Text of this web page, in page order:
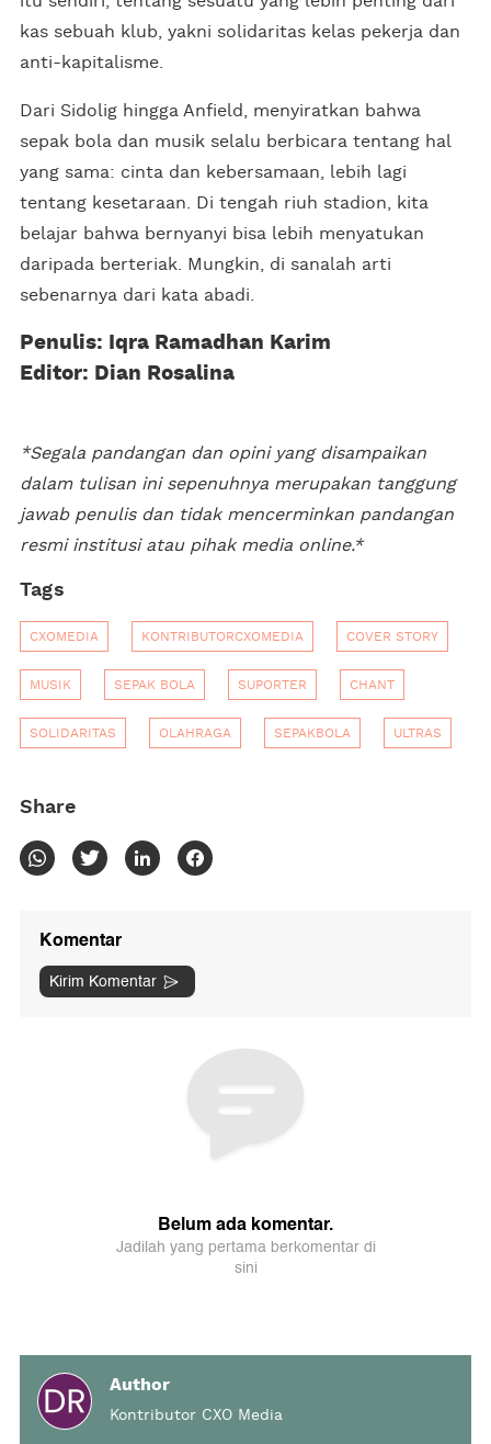
kas sebuah klub, yakni solidaritas kelas pekerja dan
anti-kapitalisme.
Dari Sidolig hingga Anfield, menyiratkan bahwa
sepak bola dan musik selalu berbicara tentang hal
yang sama: cinta dan kebersamaan, lebih lagi
tentang kesetaraan. Di tengah riuh stadion, kita
belajar bahwa bernyanyi bisa lebih menyatukan
daripada berteriak. Mungkin, di sanalah arti
sebenarnya dari kata abadi.
Penulis: Iqra Ramadhan Karim
Editor: Dian Rosalina
*Segala pandangan dan opini yang disampaikan
dalam tulisan ini sepenuhnya merupakan tanggung
jawab penulis dan tidak mencerminkan pandangan
resmi institusi atau pihak media online.*
Tags
CXOMEDIA KONTRIBUTORCXOMEDIA COVER STORY
MUSIK SEPAK BOLA SUPORTER CHANT
SOLIDARITAS OLAHRAGA SEPAKBOLA ULTRAS
Share
Author
Kontributor CXO Media